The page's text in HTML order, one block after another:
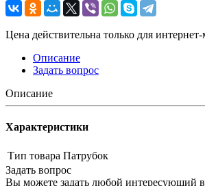
Цена действительна только для
Описание
Задать вопрос
Описание
Характеристики
Тип товара Патрубок
Задать вопрос
Вы можете задать любой интересующий